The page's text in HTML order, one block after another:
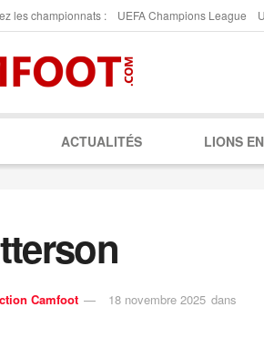
les championnats : UEFA Champions League
ACTUALITÉS LIONS
Camfoot 18 novembre 2025 dans